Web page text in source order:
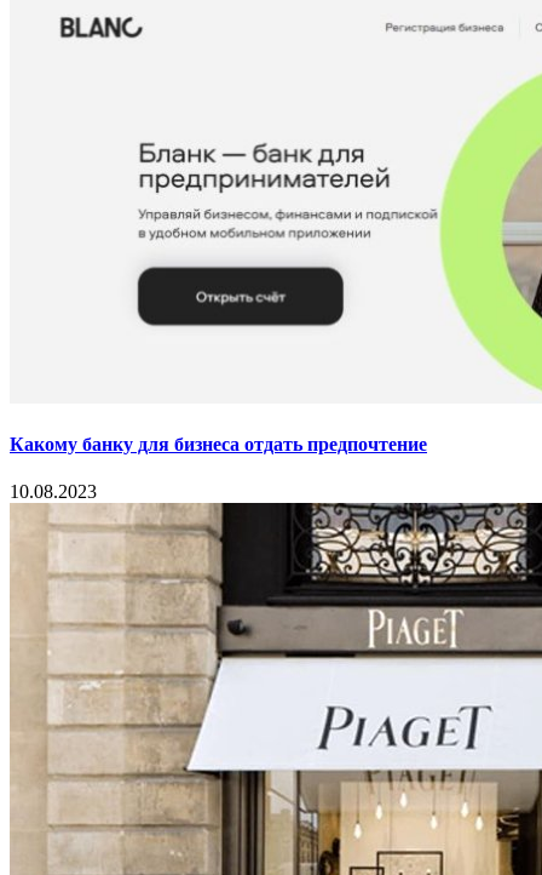
Какому банку для бизнеса отдать предпочтение
10.08.2023